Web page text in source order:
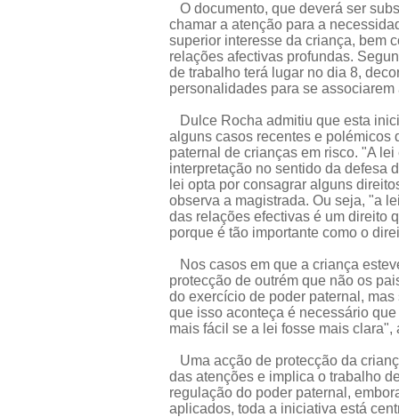
O documento, que deverá ser
chamar a atenção para a
superior interesse da criança, bem
relações afectivas profundas.
de trabalho terá lugar no dia 8,
personalidades para se associarem
Dulce Rocha admitiu que esta
alguns casos recentes e
paternal de crianças em risco. "A
interpretação no sentido da defesa
lei opta por consagrar alguns
observa a magistrada. Ou seja, "a
das relações efectivas é um direito
porque é tão importante como o
Nos casos em que a criança
protecção de outrém que não os
do exercício de poder paternal,
que isso aconteça é necessário
mais fácil se a lei fosse mais clara",
Uma acção de protecção da
das atenções e implica o trabalho
regulação do poder paternal,
aplicados, toda a iniciativa está